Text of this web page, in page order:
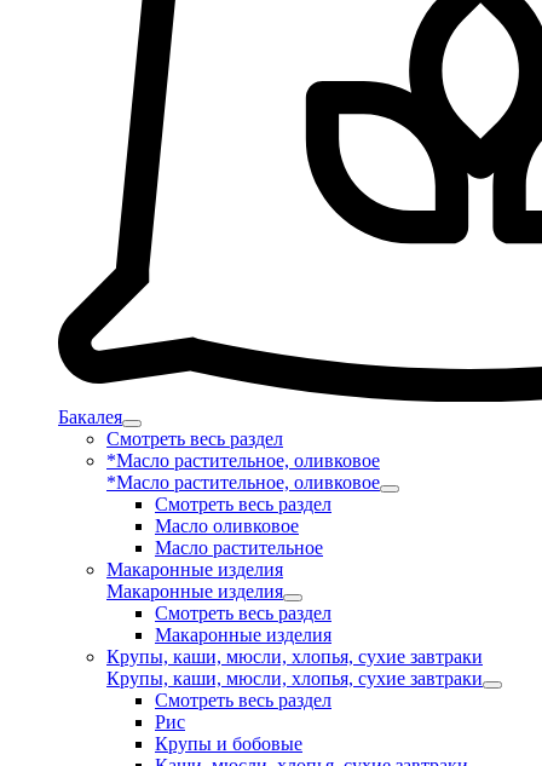
Бакалея
Смотреть весь раздел
*Масло растительное, оливковое
*Масло растительное, оливковое
Смотреть весь раздел
Масло оливковое
Масло растительное
Макаронные изделия
Макаронные изделия
Смотреть весь раздел
Макаронные изделия
Крупы, каши, мюсли, хлопья, сухие завтраки
Крупы, каши, мюсли, хлопья, сухие завтраки
Смотреть весь раздел
Рис
Крупы и бобовые